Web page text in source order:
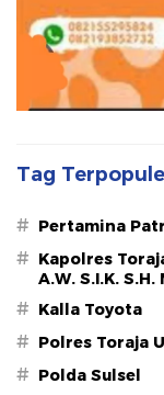
Tag
# Pertamina
# Kapolres
A.W. S.I.K. S.H.
# Kalla Toyota
# Polres Toraja
# Polda Sulsel